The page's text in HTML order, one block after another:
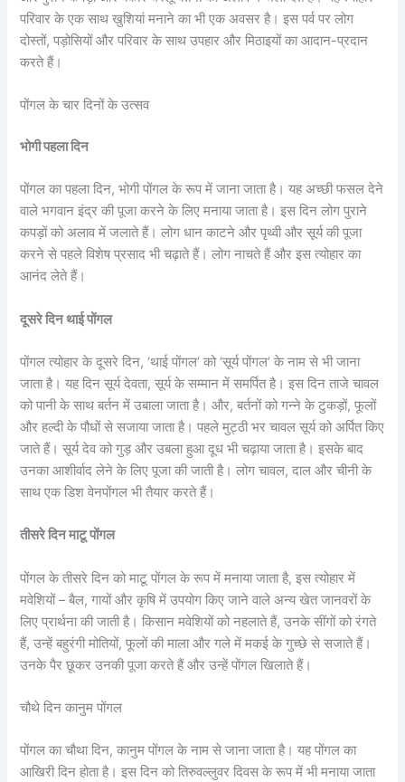
परिवार के एक साथ खुशियां मनाने का भी एक अवसर है। इस पर्व पर लोग
दोस्तों, पड़ोसियों और परिवार के साथ उपहार और मिठाइयों का आदान-प्रदान
करते हैं।
पोंगल के चार दिनों के उत्सव
भोगी पहला दिन
पोंगल का पहला दिन, भोगी पोंगल के रूप में जाना जाता है। यह अच्छी फसल देने
वाले भगवान इंद्र की पूजा करने के लिए मनाया जाता है। इस दिन लोग पुराने
कपड़ों को अलाव में जलाते हैं। लोग धान काटने और पृथ्वी और सूर्य की पूजा
करने से पहले विशेष प्रसाद भी चढ़ाते हैं। लोग नाचते हैं और इस त्योहार का
आनंद लेते हैं।
दूसरे दिन थाई पोंगल
पोंगल त्योहार के दूसरे दिन, ‘थाई पोंगल’ को ‘सूर्य पोंगल’ के नाम से भी जाना
जाता है। यह दिन सूर्य देवता, सूर्य के सम्मान में समर्पित है। इस दिन ताजे चावल
को पानी के साथ बर्तन में उबाला जाता है। और, बर्तनों को गन्ने के टुकड़ों, फूलों
और हल्दी के पौधों से सजाया जाता है। पहले मुट्ठी भर चावल सूर्य को अर्पित किए
जाते हैं। सूर्य देव को गुड़ और उबला हुआ दूध भी चढ़ाया जाता है। इसके बाद
उनका आशीर्वाद लेने के लिए पूजा की जाती है। लोग चावल, दाल और चीनी के
साथ एक डिश वेनपोंगल भी तैयार करते हैं।
तीसरे दिन माटू पोंगल
पोंगल के तीसरे दिन को माटू पोंगल के रूप में मनाया जाता है, इस त्योहार में
मवेशियों – बैल, गायों और कृषि में उपयोग किए जाने वाले अन्य खेत जानवरों के
लिए प्रार्थना की जाती है। किसान मवेशियों को नहलाते हैं, उनके सींगों को रंगते
हैं, उन्हें बहुरंगी मोतियों, फूलों की माला और गले में मकई के गुच्छे से सजाते हैं।
उनके पैर छूकर उनकी पूजा करते हैं और उन्हें पोंगल खिलाते हैं।
चौथे दिन कानुम पोंगल
पोंगल का चौथा दिन, कानुम पोंगल के नाम से जाना जाता है। यह पोंगल का
आखिरी दिन होता है। इस दिन को तिरुवल्लुवर दिवस के रूप में भी मनाया जाता